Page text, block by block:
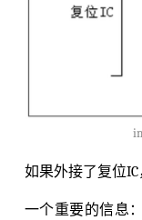
如果外接了复位
一个重要的信息：